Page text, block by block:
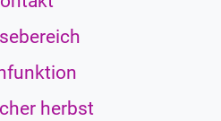
herbst